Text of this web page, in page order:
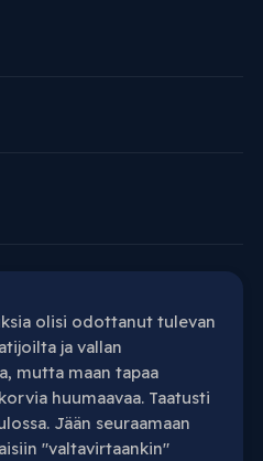
olisi odottanut tulevan
ja vallan
mutta maan tapaa
huumaavaa. Taatusti
Jään seuraamaan
"valtavirtaankin"